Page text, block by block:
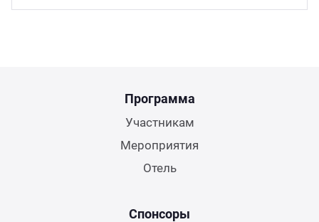
Программа
Участникам
Мероприятия
Отель
Спонсоры